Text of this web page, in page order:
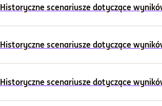
Historyczne scenariusze dotyczące
Historyczne scenariusze dotyczące
Historyczne scenariusze dotyczące